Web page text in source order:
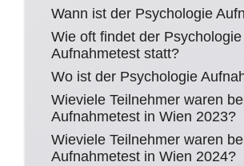
Wann ist der Psychologie
Wie oft findet der Psychologie
Aufnahmetest statt?
Wo ist der Psychologie
Wieviele Teilnehmer waren
Aufnahmetest in Wien 2023?
Wieviele Teilnehmer waren
Aufnahmetest in Wien 2024?